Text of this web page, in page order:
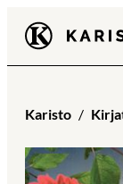
Siirry
suoraan
sisältöön
Karisto
Karisto